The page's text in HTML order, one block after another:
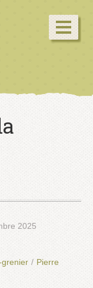
2025
grenier / Pierre